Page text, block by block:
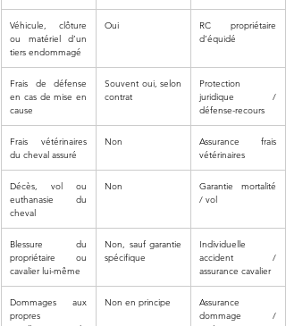
Véhicule, clôture
ou matériel d’un
tiers endommagé
Oui
RC propriétaire
d’équidé
Frais de défense
en cas de mise en
cause
Souvent oui, selon
contrat
Protection
juridique /
défense-recours
Frais vétérinaires
du cheval assuré
Non
Assurance frais
vétérinaires
Décès, vol ou
euthanasie du
cheval
Non
Garantie mortalité
/ vol
Blessure du
propriétaire ou
cavalier lui-même
Non, sauf garantie
spécifique
Individuelle
accident /
assurance cavalier
Dommages aux
propres
Non en principe
Assurance
dommage /